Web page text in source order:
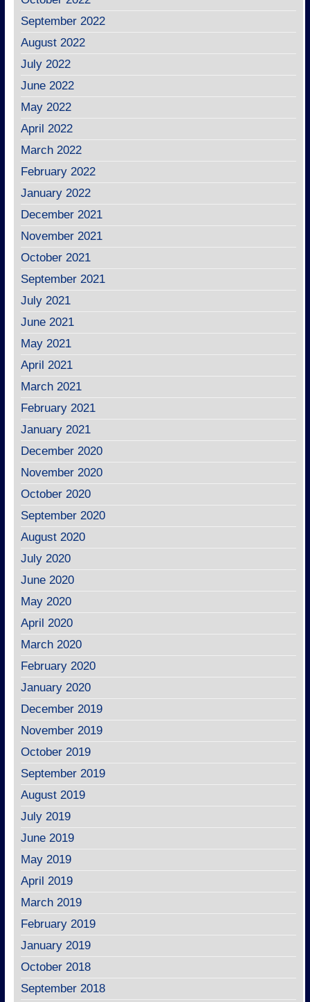
September 2022
August 2022
July 2022
June 2022
May 2022
April 2022
March 2022
February 2022
January 2022
December 2021
November 2021
October 2021
September 2021
July 2021
June 2021
May 2021
April 2021
March 2021
February 2021
January 2021
December 2020
November 2020
October 2020
September 2020
August 2020
July 2020
June 2020
May 2020
April 2020
March 2020
February 2020
January 2020
December 2019
November 2019
October 2019
September 2019
August 2019
July 2019
June 2019
May 2019
April 2019
March 2019
February 2019
January 2019
October 2018
September 2018